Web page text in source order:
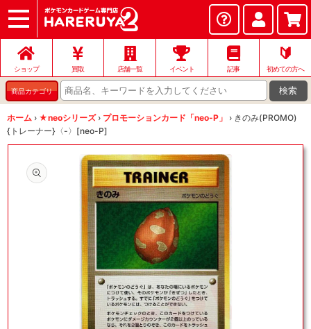
ショップ
店頭買取
ネット買取
店舗一覧
イベント
お問い合わせ
ショップ 買取 店舗一覧 イベント 記事
🔰
初めての方へ
商品カテゴリ 検索
ホーム › ★neoシリーズ › プロモーションカード「neo-P」 › きのみ(PROMO)
{トレーナー}〈-〉[neo-P]